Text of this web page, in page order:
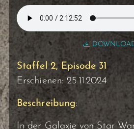
Staffel 2, Episode 31
Erschienen: 25.11.2024
Beschreibung:
In der Galaxie von Star